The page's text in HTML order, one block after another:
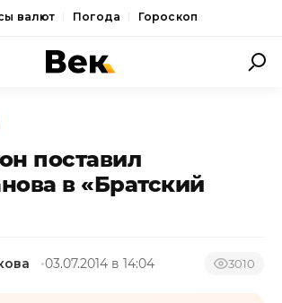
валют Погода Гороскоп
поставил
в «Братский
03.07.2014 в 14:04 3010